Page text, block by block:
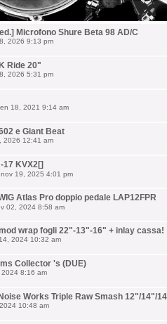
Microfono Shure Beta 98 AD/C
2026 9:13 pm
Ride 20"
2026 5:31 pm
18, 2021 9:14 am
e Giant Beat
2026 12:41 am
17 KVX2[]
19, 2025 4:01 pm
Atlas Pro doppio pedale LAP12FPR
02, 2024 8:58 am
wrap fogli 22"-13"-16" + inlay cassa!
2024 10:32 am
Collector 's (DUE)
8:16 am
Works Triple Raw Smash 12"/14"/
10:48 am